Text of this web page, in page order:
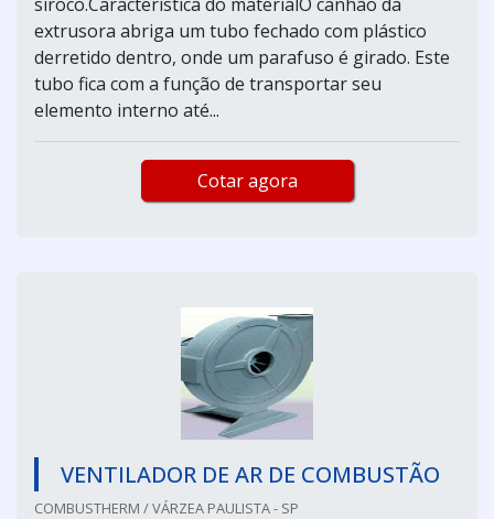
extrusora abriga um tubo fechado com plástico
derretido dentro, onde um parafuso é girado. Este
tubo fica com a função de transportar seu
elemento interno até...
Cotar agora
VENTILADOR DE AR DE COMBUSTÃO
COMBUSTHERM / VÁRZEA PAULISTA - SP